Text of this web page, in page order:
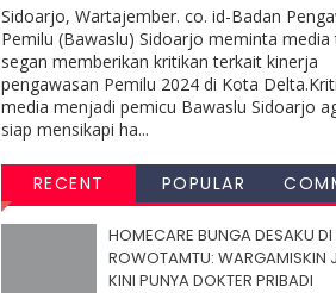
Sidoarjo, Wartajember. co. id-Badan
Pemilu (Bawaslu) Sidoarjo meminta media
segan memberikan kritikan terkait kinerja
pengawasan Pemilu 2024 di Kota
media menjadi pemicu Bawaslu Sidoarjo
siap mensikapi ha...
RECENT POPULAR
HOMECARE BUNGA DESAKU DI
ROWOTAMTU: WARGAMISKIN
KINI PUNYA DOKTER PRIBADI